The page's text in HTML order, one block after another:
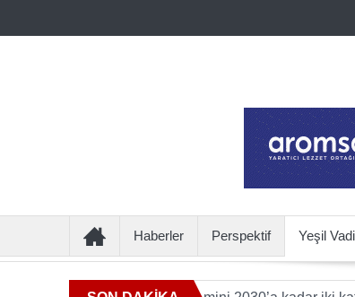
Haberler Perspektif Yeşil Vadi